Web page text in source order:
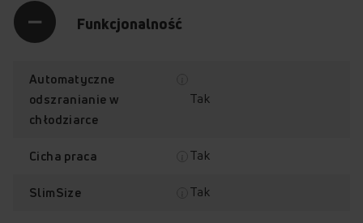
Funkcjonalność
Automatyczne
odszranianie w
chłodziarce
Tak
Cicha praca Tak
SlimSize Tak